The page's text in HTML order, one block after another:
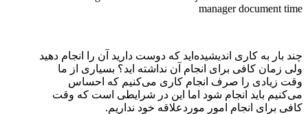
manager document time
چند بار به کاری اندیشیده‌اید که دوست دارید آن را انجام دهید
ولی زمان کافی برای انجام آن نداشته ‎اید؟ بسیاری از ما
وقت زیادی را صرف انجام کاری می‌کنیم که احساس
می‌کنیم باید انجام شود اما این در شرایطی است که وقت
کافی برای انجام امور موردعلاقه خود نداریم.